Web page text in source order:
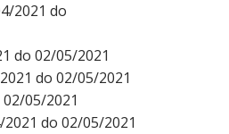
2021 do
do 02/05/2021
do 02/05/2021
05/2021
do 02/05/2021